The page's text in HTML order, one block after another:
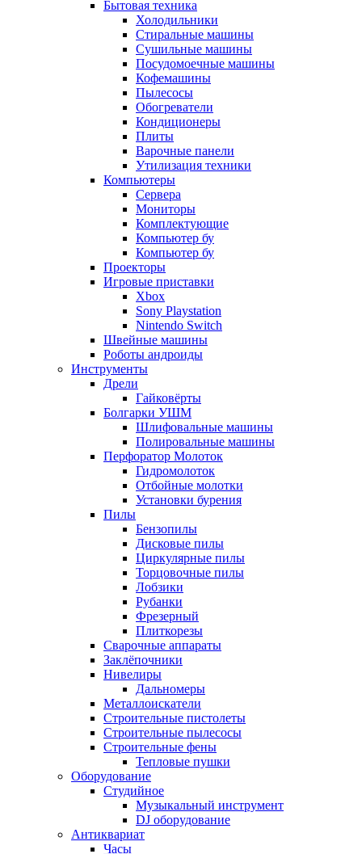
Бытовая техника
Холодильники
Стиральные машины
Сушильные машины
Посудомоечные машины
Кофемашины
Пылесосы
Обогреватели
Кондиционеры
Плиты
Варочные панели
Утилизация техники
Компьютеры
Сервера
Мониторы
Комплектующие
Компьютер бу
Компьютер бу
Проекторы
Игровые приставки
Xbox
Sony Playstation
Nintendo Switch
Швейные машины
Роботы андроиды
Инструменты
Дрели
Гайковёрты
Болгарки УШМ
Шлифовальные машины
Полировальные машины
Перфоратор Молоток
Гидромолоток
Отбойные молотки
Установки бурения
Пилы
Бензопилы
Дисковые пилы
Циркулярные пилы
Торцовочные пилы
Лобзики
Рубанки
Фрезерный
Плиткорезы
Сварочные аппараты
Заклёпочники
Нивелиры
Дальномеры
Металлоискатели
Строительные пистолеты
Строительные пылесосы
Строительные фены
Тепловые пушки
Оборудование
Студийное
Музыкальный инструмент
DJ оборудование
Антиквариат
Часы